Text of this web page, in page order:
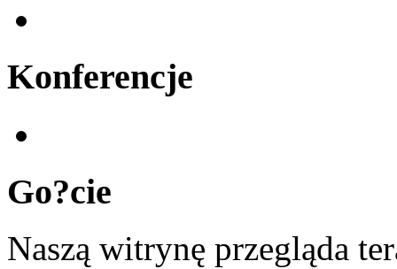
Konferencje
Go?cie
Naszą witrynę przegląda